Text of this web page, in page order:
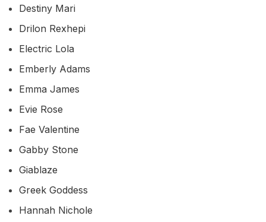
Destiny Mari
Drilon Rexhepi
Electric Lola
Emberly Adams
Emma James
Evie Rose
Fae Valentine
Gabby Stone
Giablaze
Greek Goddess
Hannah Nichole